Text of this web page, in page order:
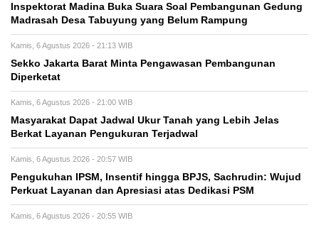
Inspektorat Madina Buka Suara Soal Pembangunan Gedung
Madrasah Desa Tabuyung yang Belum Rampung
Kamis, 6 Agustus 2026 - 21:13 WIB
Sekko Jakarta Barat Minta Pengawasan Pembangunan
Diperketat
Kamis, 6 Agustus 2026 - 21:00 WIB
Masyarakat Dapat Jadwal Ukur Tanah yang Lebih Jelas
Berkat Layanan Pengukuran Terjadwal
Kamis, 6 Agustus 2026 - 20:57 WIB
Pengukuhan IPSM, Insentif hingga BPJS, Sachrudin: Wujud
Perkuat Layanan dan Apresiasi atas Dedikasi PSM
Kamis, 6 Agustus 2026 - 20:55 WIB